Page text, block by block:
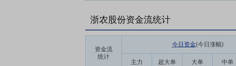
浙农股份资金流统计
资金流
统计
今日资金(今日涨幅)
主力 超大单 大单 中单